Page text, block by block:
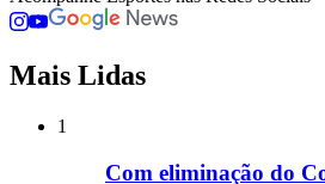
Mais Lidas
1
Com eliminação do